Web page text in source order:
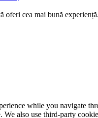
cea mai bună
while you navigate
also use third-party